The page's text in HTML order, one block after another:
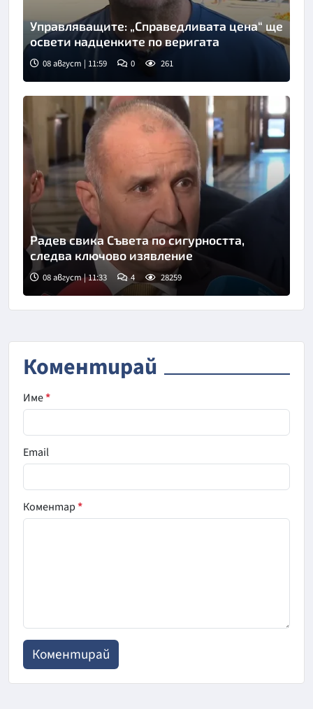
Снимка: Нова телевизия
Управляващите: „Справедливата цена“ ще
освети надценките по веригата
08 август | 11:59 0 261
Радев свика Съвета по сигурността,
следва ключово изявление
08 август | 11:33 4 28259
Коментирай
Име*
Email
Коментар*